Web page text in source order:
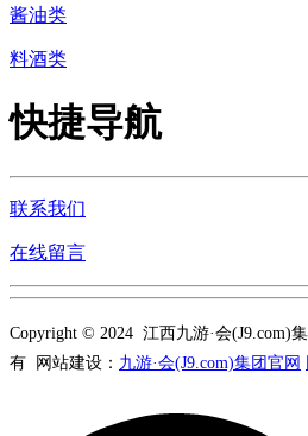
酱油类
料酒类
快捷导航
联系我们
在线留言
Copyright © 2024 江西九游·会(J9.com)
有 网站建设： 九游·会(J9.com)集团官网